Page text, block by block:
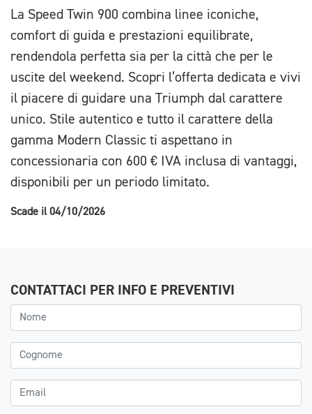
La Speed Twin 900 combina linee iconiche,
comfort di guida e prestazioni equilibrate,
rendendola perfetta sia per la città che per le
uscite del weekend. Scopri l’offerta dedicata e vivi
il piacere di guidare una Triumph dal carattere
unico. Stile autentico e tutto il carattere della
gamma Modern Classic ti aspettano in
concessionaria con 600 € IVA inclusa di vantaggi,
disponibili per un periodo limitato.
Scade il 04/10/2026
CONTATTACI PER INFO E PREVENTIVI